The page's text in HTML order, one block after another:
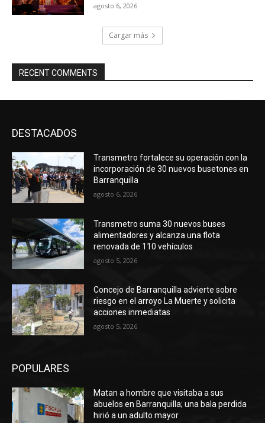
agosto 6, 2026
Cargar más
RECENT COMMENTS
DESTACADOS
Transmetro fortalece su operación con la
incorporación de 30 nuevos busetones en
Barranquilla
agosto 6, 2026
Transmetro suma 30 nuevos buses
alimentadores y alcanza una flota
renovada de 110 vehículos
agosto 5, 2026
Concejo de Barranquilla advierte sobre
riesgo en el arroyo La Muerte y solicita
acciones inmediatas
agosto 5, 2026
POPULARES
Matan a hombre que visitaba a sus
abuelos en Barranquilla; una bala perdida
hirió a un adulto mayor